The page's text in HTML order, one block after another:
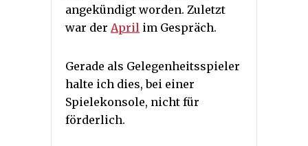
angekündigt worden. Zuletzt
war der April im Gespräch.
Gerade als Gelegenheitsspieler
halte ich dies, bei einer
Spielekonsole, nicht für
förderlich.